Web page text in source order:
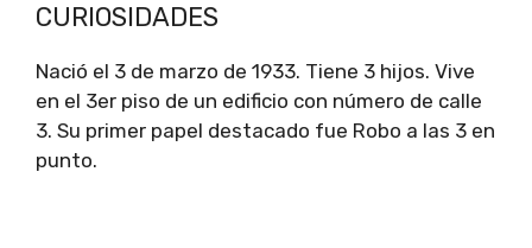
CURIOSIDADES
Nació el 3 de marzo de 1933. Tiene 3 hijos. Vive
en el 3er piso de un edificio con número de calle
3. Su primer papel destacado fue Robo a las 3 en
punto.